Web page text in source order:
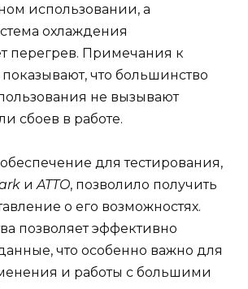
использовании, а
охлаждения
перегрев. Примечания к
что большинство
не вызывают
сбоев в работе.
для тестирования,
иATTO, позволило получить
о его возможностях.
позволяет эффективно
что особенно важно для
и работы с большими